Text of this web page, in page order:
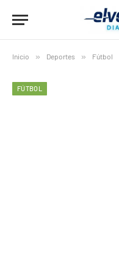
Inicio » Deportes » Fútbol
FÚTBOL